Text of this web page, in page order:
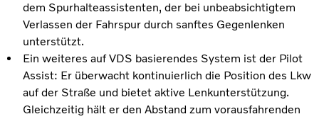
dem Spurhalteassistenten, der bei unbeabsichtigtem
Verlassen der Fahrspur durch sanftes Gegenlenken
unterstützt.
Ein weiteres auf VDS basierendes System ist der Pilot
Assist: Er überwacht kontinuierlich die Position des Lkw
auf der Straße und bietet aktive Lenkunterstützung.
Gleichzeitig hält er den Abstand zum vorausfahrenden